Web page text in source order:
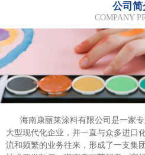
公司简
COMPANY
海南康丽莱涂料有限公司是一家
大型现代化企业，并一直与众多进口
流和频繁的业务往来，形成了一支集